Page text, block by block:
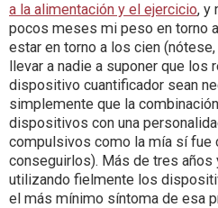
a la alimentación y el ejercicio, y
pocos meses mi peso en torno
estar en torno a los cien
llevar a nadie a suponer que los
dispositivo cuantificador sean
simplemente que la
dispositivos con una
compulsivos como la mía sí fue
conseguirlos). Más de tres
utilizando fielmente los
el más mínimo síntoma de esa